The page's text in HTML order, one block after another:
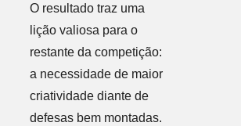
O resultado traz uma
lição valiosa para o
restante da competição:
a necessidade de maior
criatividade diante de
defesas bem montadas.